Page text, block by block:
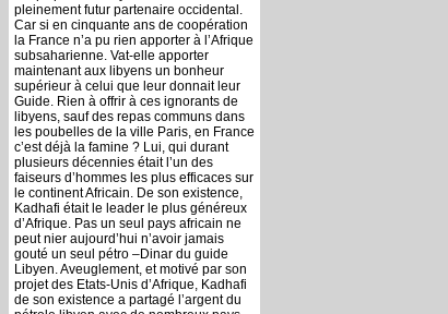
pleinement futur partenaire occidental.
Car si en cinquante ans de coopération
la France n’a pu rien apporter à l’Afrique
subsaharienne. Vat-elle apporter
maintenant aux libyens un bonheur
supérieur à celui que leur donnait leur
Guide. Rien à offrir à ces ignorants de
libyens, sauf des repas communs dans
les poubelles de la ville Paris, en France
c’est déjà la famine ? Lui, qui durant
plusieurs décennies était l’un des
faiseurs d’hommes les plus efficaces sur
le continent Africain. De son existence,
Kadhafi était le leader le plus généreux
d’Afrique. Pas un seul pays africain ne
peut nier aujourd’hui n’avoir jamais
gouté un seul pétro –Dinar du guide
Libyen. Aveuglement, et motivé par son
projet des Etats-Unis d’Afrique, Kadhafi
de son existence a partagé l’argent du